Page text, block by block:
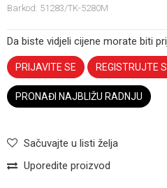
Barkod: 51283/TK-5280M
Da biste vidjeli cijene morate biti
PRIJAVITE SE REGISTRUJTE
PRONAĐI NAJBLIŽU RADNJU
Sačuvajte u listi želja
Uporedite proizvod